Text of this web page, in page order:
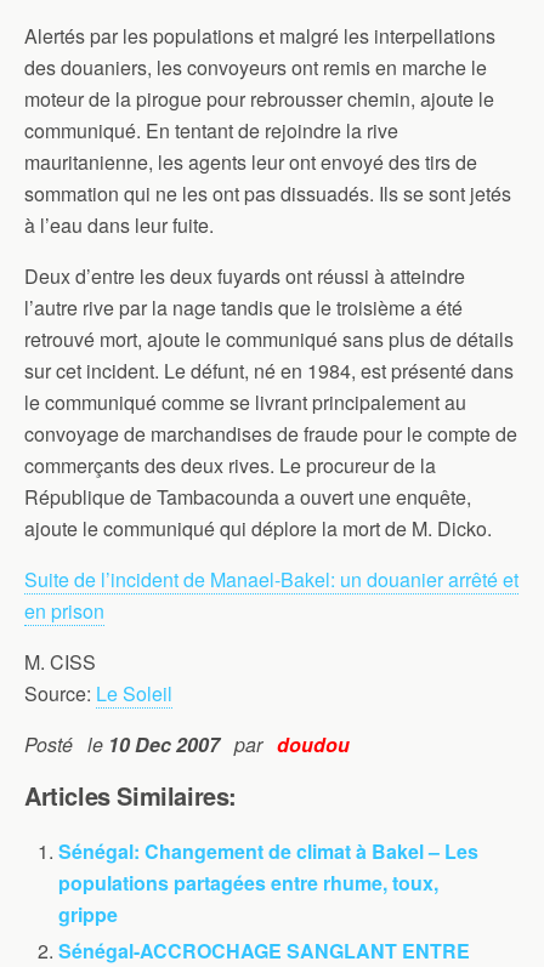
Alertés par les populations et malgré les interpellations
des douaniers, les convoyeurs ont remis en marche le
moteur de la pirogue pour rebrousser chemin, ajoute le
communiqué. En tentant de rejoindre la rive
mauritanienne, les agents leur ont envoyé des tirs de
sommation qui ne les ont pas dissuadés. Ils se sont jetés
à l’eau dans leur fuite.
Deux d’entre les deux fuyards ont réussi à atteindre
l’autre rive par la nage tandis que le troisième a été
retrouvé mort, ajoute le communiqué sans plus de détails
sur cet incident. Le défunt, né en 1984, est présenté dans
le communiqué comme se livrant principalement au
convoyage de marchandises de fraude pour le compte de
commerçants des deux rives. Le procureur de la
République de Tambacounda a ouvert une enquête,
ajoute le communiqué qui déplore la mort de M. Dicko.
Suite de l’incident de Manael-Bakel: un douanier arrêté et
en prison
M. CISS
Source: Le Soleil
Posté le 10 Dec 2007par doudou
Articles Similaires:
Sénégal: Changement de climat à Bakel – Les
populations partagées entre rhume, toux,
grippe
Sénégal-ACCROCHAGE SANGLANT ENTRE